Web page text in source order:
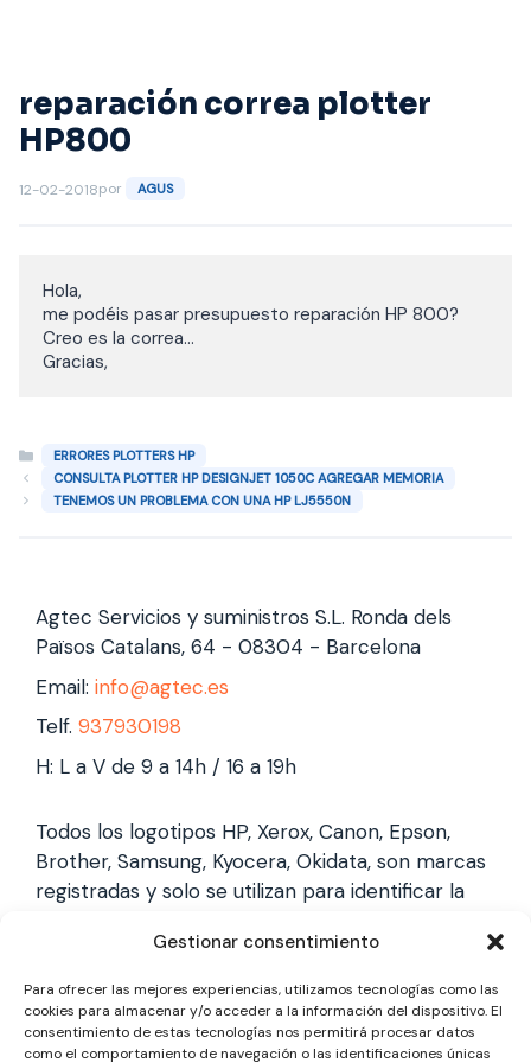
Gestionar consentimiento
Para ofrecer las mejores experiencias, utilizamos tecnologías como las
cookies para almacenar y/o acceder a la información del dispositivo. El
consentimiento de estas tecnologías nos permitirá procesar datos
como el comportamiento de navegación o las identificaciones únicas
reparación correa plotter
HP800
12-02-2018por AGUS
Hola,
me podéis pasar presupuesto reparación HP 800?
Creo es la correa...
Gracias,
Categorías
ERRORES PLOTTERS HP
CONSULTA PLOTTER HP DESIGNJET 1050C AGREGAR MEMORIA
TENEMOS UN PROBLEMA CON UNA HP LJ5550N
Agtec Servicios y suministros S.L. Ronda dels
Països Catalans, 64 - 08304 - Barcelona
Email: info@agtec.es
Telf. 937930198
H: L a V de 9 a 14h / 16 a 19h
Todos los logotipos HP, Xerox, Canon, Epson,
Brother, Samsung, Kyocera, Okidata, son marcas
registradas y solo se utilizan para identificar la
marcas, y solo reparamos impresoras laser,
somos un servicio técnico especializado y
totalmente independiente.